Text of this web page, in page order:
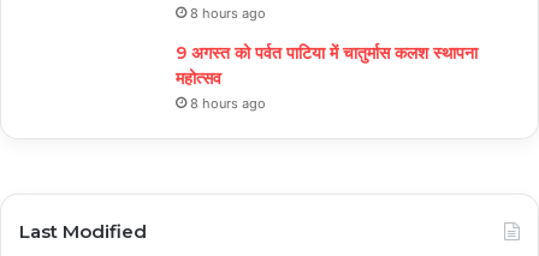
8 hours ago
9 अगस्त को पर्वत पाटिया में चातुर्मास कलश स्थापना
महोत्सव
8 hours ago
Last Modified